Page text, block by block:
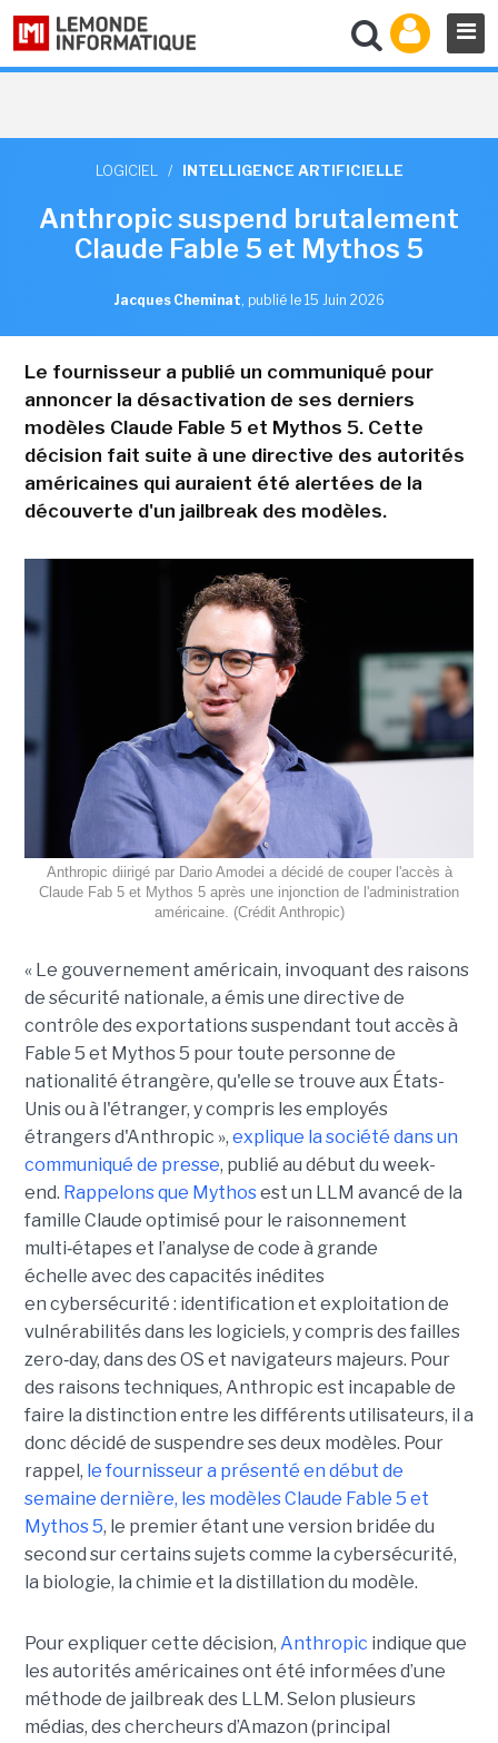
LOGICIEL / INTELLIGENCE ARTIFICIELLE
Anthropic suspend brutalement
Claude Fable 5 et Mythos 5
Jacques Cheminat, publié le 15 Juin 2026
Le fournisseur a publié un communiqué pour
annoncer la désactivation de ses derniers
modèles Claude Fable 5 et Mythos 5. Cette
décision fait suite à une directive des autorités
américaines qui auraient été alertées de la
découverte d'un jailbreak des modèles.
Anthropic diirigé par Dario Amodei a décidé de couper l'accès à
Claude Fab 5 et Mythos 5 après une injonction de l'administration
américaine. (Crédit Anthropic)
« Le gouvernement américain, invoquant des raisons
de sécurité nationale, a émis une directive de
contrôle des exportations suspendant tout accès à
Fable 5 et Mythos 5 pour toute personne de
nationalité étrangère, qu'elle se trouve aux États-
Unis ou à l'étranger, y compris les employés
étrangers d'Anthropic », explique la société dans un
communiqué de presse, publié au début du week-
end. Rappelons que Mythosest un LLM avancé de la
famille Claude optimisé pour le raisonnement
multi‑étapes et l’analyse de code à grande
échelle avec des capacités inédites
en cybersécurité : identification et exploitation de
vulnérabilités dans les logiciels, y compris des failles
zero‑day, dans des OS et navigateurs majeurs. Pour
des raisons techniques, Anthropic est incapable de
faire la distinction entre les différents utilisateurs, il a
donc décidé de suspendre ses deux modèles. Pour
rappel, le fournisseur a présenté en début de
semaine dernière, les modèles Claude Fable 5 et
Mythos 5, le premier étant une version bridée du
second sur certains sujets comme la cybersécurité,
la biologie, la chimie et la distillation du modèle.
Pour expliquer cette décision, Anthropic indique que
les autorités américaines ont été informées d’une
méthode de jailbreak des LLM. Selon plusieurs
médias, des chercheurs d’Amazon (principal